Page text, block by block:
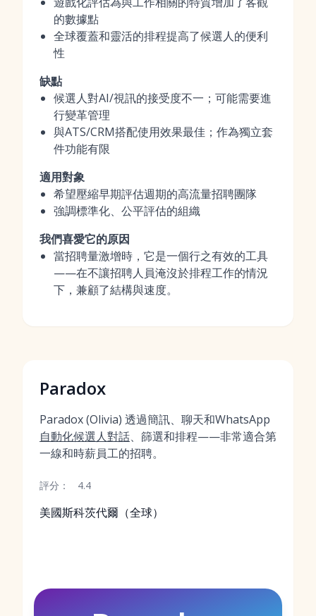
的數據點
全球覆蓋和靈活的排程提高了候選人的便利
性
缺點
候選人對AI/視訊的接受度不一；可能需要進
行變革管理
與ATS/CRM搭配使用效果最佳；作為獨立套
件功能有限
適用對象
希望壓縮早期評估週期的高流量招聘團隊
強調標準化、公平評估的組織
我們喜愛它的原因
當招聘量激增時，它是一個行之有效的工具
——在不讓招聘人員淹沒於排程工作的情況
下，兼顧了結構與速度。
Paradox
Paradox (Olivia) 透過簡訊、聊天和WhatsApp
自動化候選人對話、篩選和排程——非常適合第
一線和時薪員工的招聘。
評分： 4.4
美國斯科茨代爾（全球）